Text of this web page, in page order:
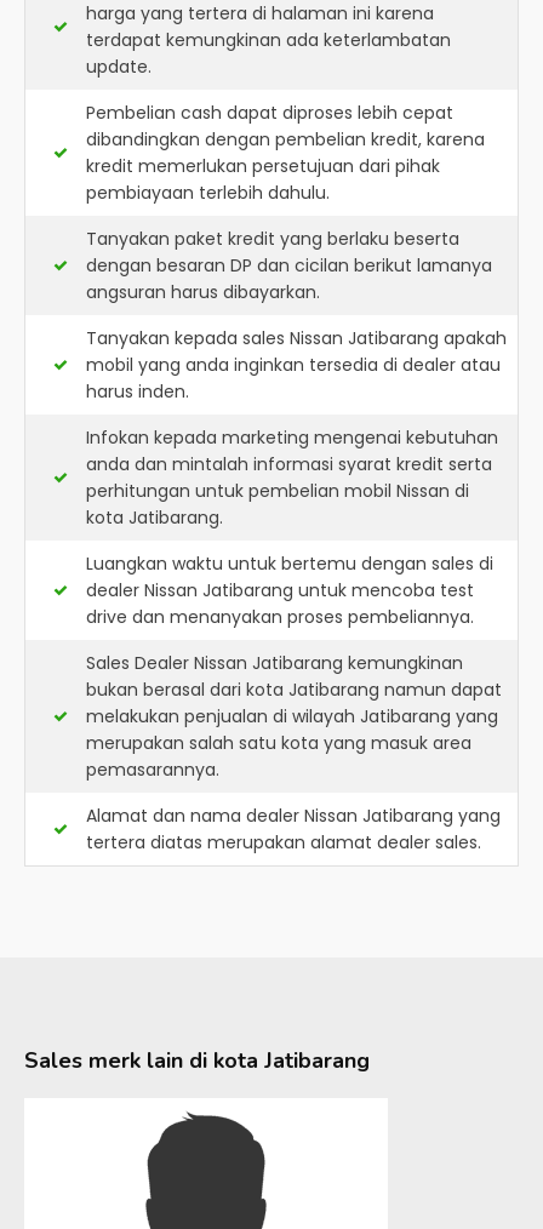
harga yang tertera di halaman ini karena
terdapat kemungkinan ada keterlambatan
update.
Pembelian cash dapat diproses lebih cepat
dibandingkan dengan pembelian kredit, karena
kredit memerlukan persetujuan dari pihak
pembiayaan terlebih dahulu.
Tanyakan paket kredit yang berlaku beserta
dengan besaran DP dan cicilan berikut lamanya
angsuran harus dibayarkan.
Tanyakan kepada sales Nissan Jatibarang apakah
mobil yang anda inginkan tersedia di dealer atau
harus inden.
Infokan kepada marketing mengenai kebutuhan
anda dan mintalah informasi syarat kredit serta
perhitungan untuk pembelian mobil Nissan di
kota Jatibarang.
Luangkan waktu untuk bertemu dengan sales di
dealer Nissan Jatibarang untuk mencoba test
drive dan menanyakan proses pembeliannya.
Sales Dealer Nissan Jatibarang kemungkinan
bukan berasal dari kota Jatibarang namun dapat
melakukan penjualan di wilayah Jatibarang yang
merupakan salah satu kota yang masuk area
pemasarannya.
Alamat dan nama dealer Nissan Jatibarang yang
tertera diatas merupakan alamat dealer sales.
Sales merk lain di kota Jatibarang